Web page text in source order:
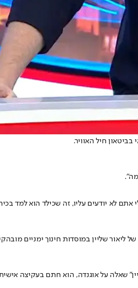
לא יודעים עליו, זה שכילד הוא למד
שליין במוסדות חינוך ימניים